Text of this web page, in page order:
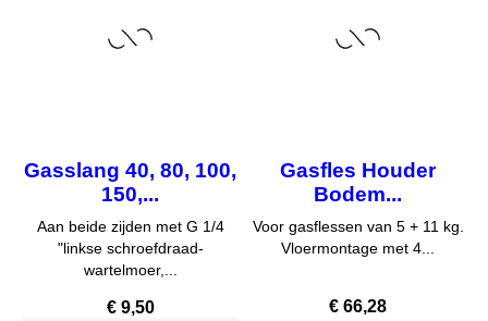
Gasslang 40, 80, 100,
150,...
Aan beide zijden met G 1/4
"linkse schroefdraad-
wartelmoer,...
Prijs
€ 9,50
Gasfles Houder
Bodem...
Voor gasflessen van 5 + 11 kg.
Vloermontage met 4...
Prijs
€ 66,28